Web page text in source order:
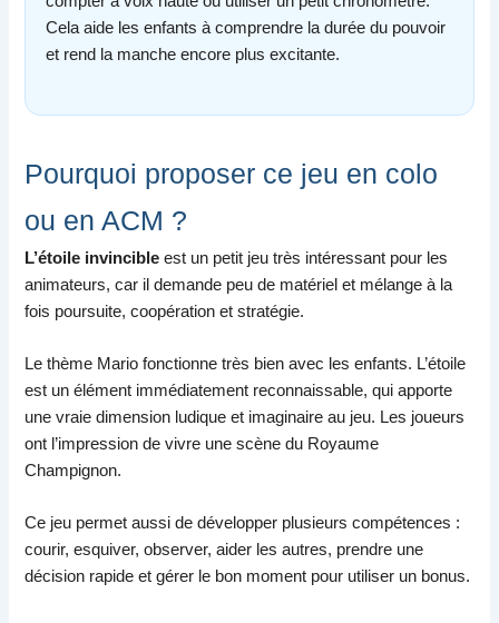
Cela aide les enfants à comprendre la durée du pouvoir
et rend la manche encore plus excitante.
Pourquoi proposer ce jeu en colo
ou en ACM ?
L’étoile invincible est un petit jeu très intéressant pour les
animateurs, car il demande peu de matériel et mélange à la
fois poursuite, coopération et stratégie.
Le thème Mario fonctionne très bien avec les enfants. L’étoile
est un élément immédiatement reconnaissable, qui apporte
une vraie dimension ludique et imaginaire au jeu. Les joueurs
ont l’impression de vivre une scène du Royaume
Champignon.
Ce jeu permet aussi de développer plusieurs compétences :
courir, esquiver, observer, aider les autres, prendre une
décision rapide et gérer le bon moment pour utiliser un bonus.